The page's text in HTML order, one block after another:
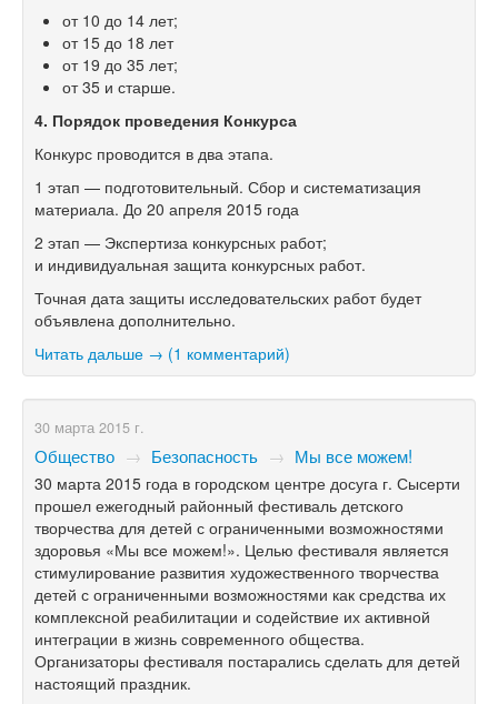
от 10 до 14 лет;
от 15 до 18 лет
от 19 до 35 лет;
от 35 и старше.
4. Порядок проведения Конкурса
Конкурс проводится в два этапа.
1 этап — подготовительный. Сбор и систематизация
материала. До 20 апреля 2015 года
2 этап — Экспертиза конкурсных работ;
и индивидуальная защита конкурсных работ.
Точная дата защиты исследовательских работ будет
объявлена дополнительно.
Читать дальше → (1 комментарий)
30 марта 2015 г.
Общество → Безопасность → Мы все можем!
30 марта 2015 года в городском центре досуга г. Сысерти
прошел ежегодный районный фестиваль детского
творчества для детей с ограниченными возможностями
здоровья «Мы все можем!». Целью фестиваля является
стимулирование развития художественного творчества
детей с ограниченными возможностями как средства их
комплексной реабилитации и содействие их активной
интеграции в жизнь современного общества.
Организаторы фестиваля постарались сделать для детей
настоящий праздник.